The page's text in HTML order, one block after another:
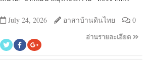
July 24, 2026 อาสาบ้านดินไทย 0
อ่านรายละเอียด